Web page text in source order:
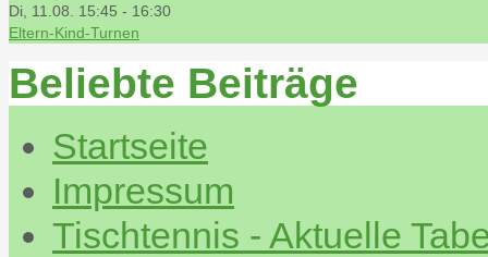
Di, 11.08. 15:45 - 16:30
Eltern-Kind-Turnen
Beliebte Beiträge
Startseite
Impressum
Tischtennis - Aktuelle